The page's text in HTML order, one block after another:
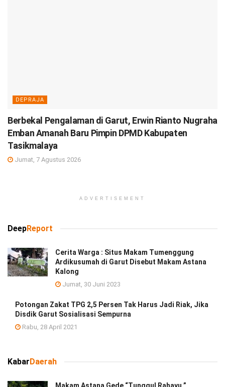
DEPRAJA
Berbekal Pengalaman di Garut, Erwin Rianto Nugraha
Emban Amanah Baru Pimpin DPMD Kabupaten
Tasikmalaya
Jumat, 7 Agustus 2026
ADVERTISEMENT
DeepReport
Cerita Warga : Situs Makam Tumenggung
Ardikusumah di Garut Disebut Makam Astana
Kalong
Jumat, 30 Juni 2023
Potongan Zakat TPG 2,5 Persen Tak Harus Jadi Riak, Jika
Disdik Garut Sosialisasi Sempurna
Rabu, 28 April 2021
Kabar Daerah